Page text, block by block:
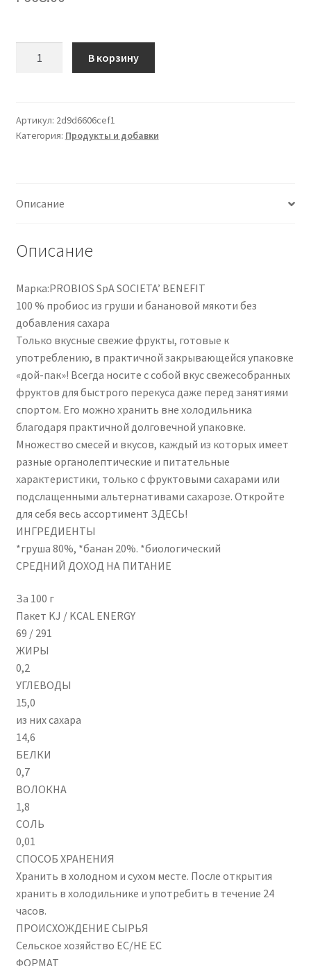
Con
Pera
100g
В корзину
Артикул: 2d9d6606cef1
Категория: Продукты и добавки
Описание
Описание
Марка:PROBIOS SpA SOCIETA’ BENEFIT
100 % пробиос из груши и банановой мякоти без
добавления сахара
Только вкусные свежие фрукты, готовые к
употреблению, в практичной закрывающейся упаковке
«дой-пак»! Всегда носите с собой вкус свежесобранных
фруктов для быстрого перекуса даже перед занятиями
спортом. Его можно хранить вне холодильника
благодаря практичной долговечной упаковке.
Множество смесей и вкусов, каждый из которых имеет
разные органолептические и питательные
характеристики, только с фруктовыми сахарами или
подслащенными альтернативами сахарозе. Откройте
для себя весь ассортимент ЗДЕСЬ!
ИНГРЕДИЕНТЫ
*груша 80%, *банан 20%. *биологический
СРЕДНИЙ ДОХОД НА ПИТАНИЕ
За 100 г
Пакет KJ / KCAL ENERGY
69 / 291
ЖИРЫ
0,2
УГЛЕВОДЫ
15,0
из них сахара
14,6
БЕЛКИ
0,7
ВОЛОКНА
1,8
СОЛЬ
0,01
СПОСОБ ХРАНЕНИЯ
Хранить в холодном и сухом месте. После открытия
хранить в холодильнике и употребить в течение 24
часов.
ПРОИСХОЖДЕНИЕ СЫРЬЯ
Сельское хозяйство ЕС/НЕ ЕС
ФОРМАТ